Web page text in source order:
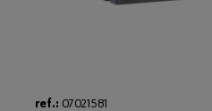
ref.: 07021581